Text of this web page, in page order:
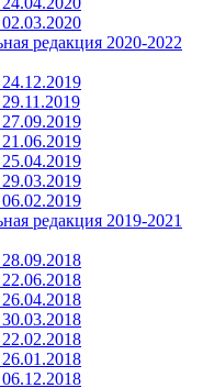
редакция 2020-2022
редакция 2019-2021